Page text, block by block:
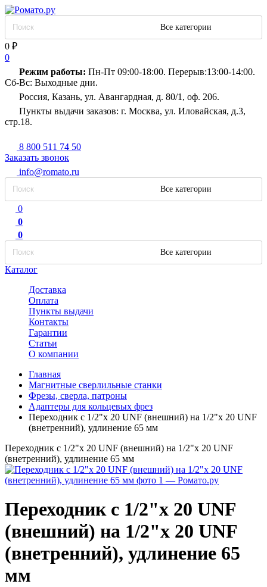
Все категории
0 ₽
0
Режим работы: Пн-Пт 09:00-18:00. Перерыв:13:00-14:00.
Сб-Вс: Выходные дни.
Россия, Казань, ул. Авангардная, д. 80/1, оф. 206.
Пункты выдачи заказов: г. Москва, ул. Иловайская, д.3,
стр.18.
8 800 511 74 50
Заказать звонок
info@romato.ru
Все категории
0
0
0
Все категории
Каталог
Доставка
Оплата
Пункты выдачи
Контакты
Гарантии
Статьи
О компании
Главная
Магнитные сверлильные станки
Фрезы, сверла, патроны
Адаптеры для кольцевых фрез
Переходник с 1/2"х 20 UNF (внешний) на 1/2"х 20 UNF
(внетренний), удлинение 65 мм
Переходник с 1/2"х 20 UNF (внешний) на 1/2"х 20 UNF
(внетренний), удлинение 65 мм
Переходник с 1/2"х 20 UNF
(внешний) на 1/2"х 20 UNF
(внетренний), удлинение 65
мм